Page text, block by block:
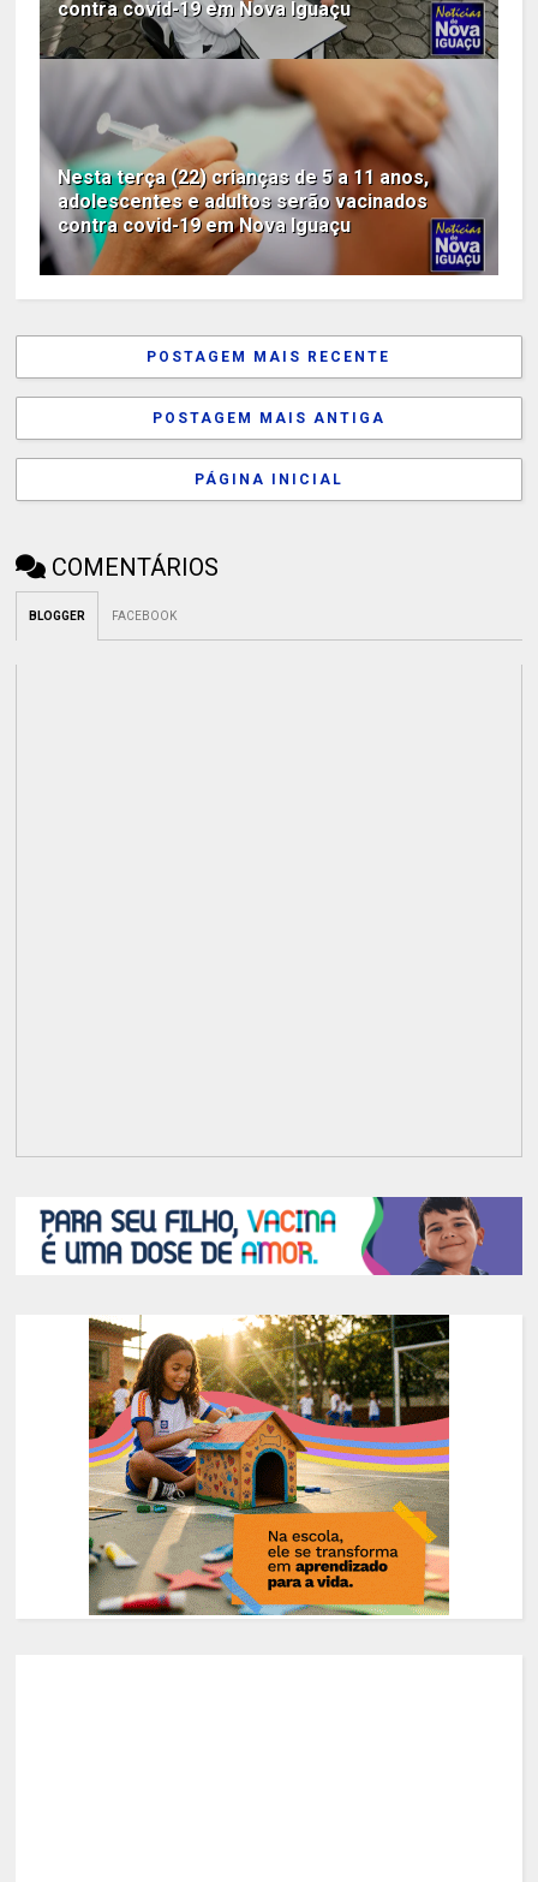
contra covid-19 em Nova Iguaçu
Nesta terça (22) crianças de 5 a 11 anos,
adolescentes e adultos serão vacinados
contra covid-19 em Nova Iguaçu
POSTAGEM MAIS RECENTE
POSTAGEM MAIS ANTIGA
PÁGINA INICIAL
COMENTÁRIOS
BLOGGER FACEBOOK